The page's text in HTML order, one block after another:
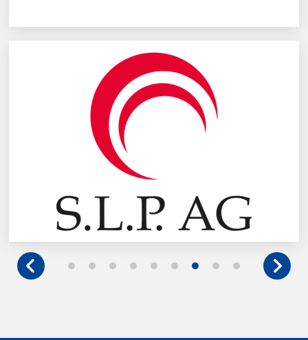
S.L.P. AG
Mehr erfahren